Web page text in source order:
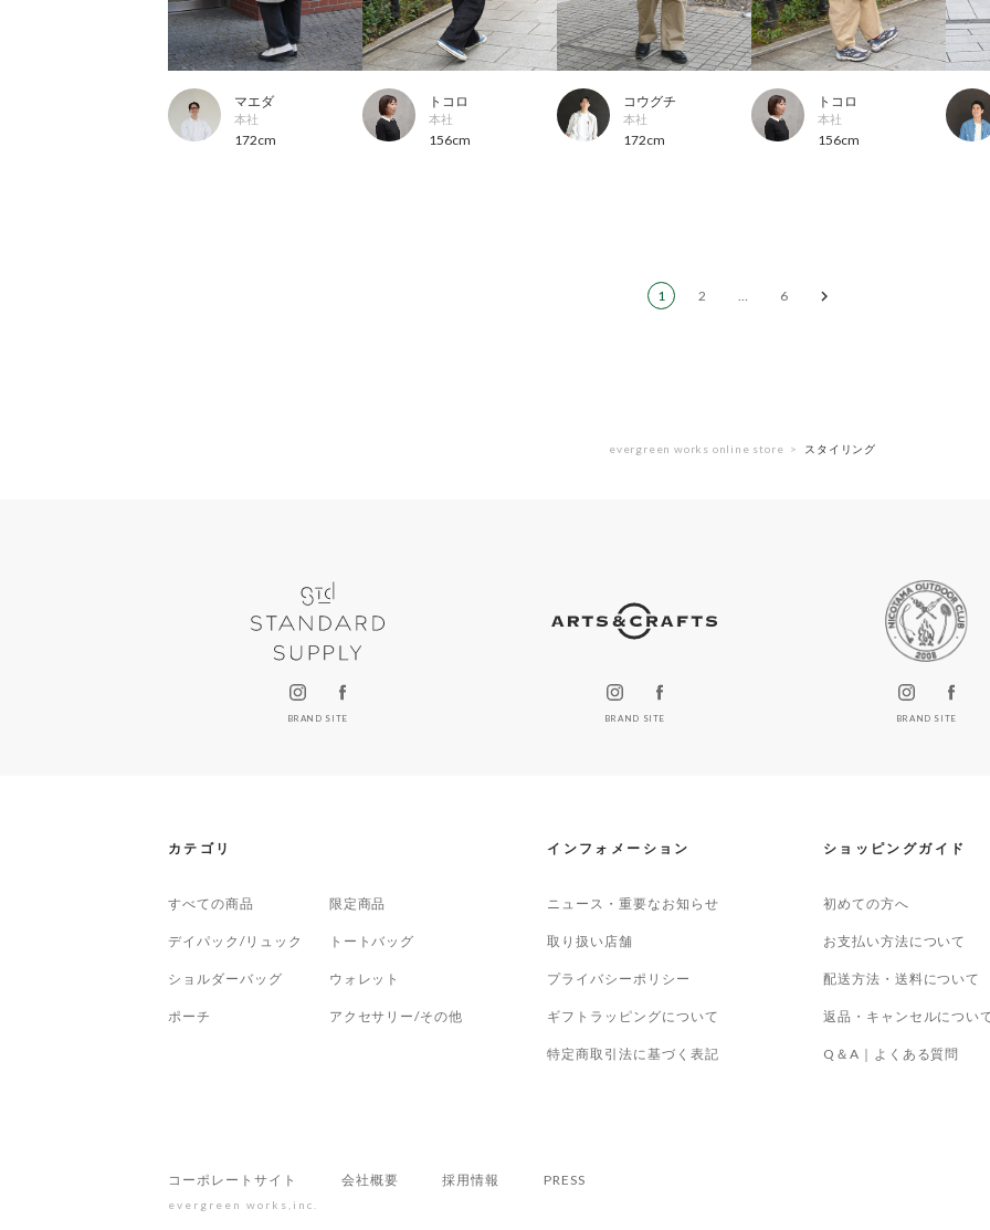
マエダ
本社
172cm
トコロ
本社
156cm
コウグチ
本社
172cm
トコロ
本社
156cm
1 2 … 6
evergreen works online store スタイリング
BRAND SITE BRAND SITE BRAND SITE
カテゴリ
すべての商品 限定商品
デイパック/リュック トートバッグ
ショルダーバッグ ウォレット
ポーチ アクセサリー/その他
インフォメーション
ニュース・重要なお知らせ
取り扱い店舗
プライバシーポリシー
ギフトラッピングについて
特定商取引法に基づく表記
ショッピングガイド
初めての方へ
お支払い方法について
配送方法・送料について
返品・キャンセルについ
Q＆A｜よくある質問
コーポレートサイト 会社概要 採用情報 PRESS
evergreen works,inc.